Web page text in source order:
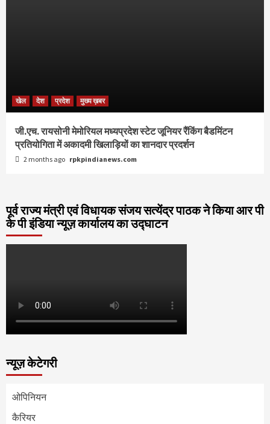
खेल देश प्रदेश मुख्य ख़बर
जी.एच. रायसोनी मेमोरियल मध्यप्रदेश स्टेट जूनियर रैंकिंग बैडमिंटन
प्रतियोगिता में अकादमी खिलाड़ियों का शानदार प्रदर्शन
2 months ago rpkpindianews.com
पूर्व राज्य मंत्री एवं विधायक संजय सत्येंद्र पाठक ने किया आर पी
के पी इंडिया न्यूज़ कार्यालय का उद्घाटन
न्यूज़ केटेगरी
ओपिनियन
कैरियर